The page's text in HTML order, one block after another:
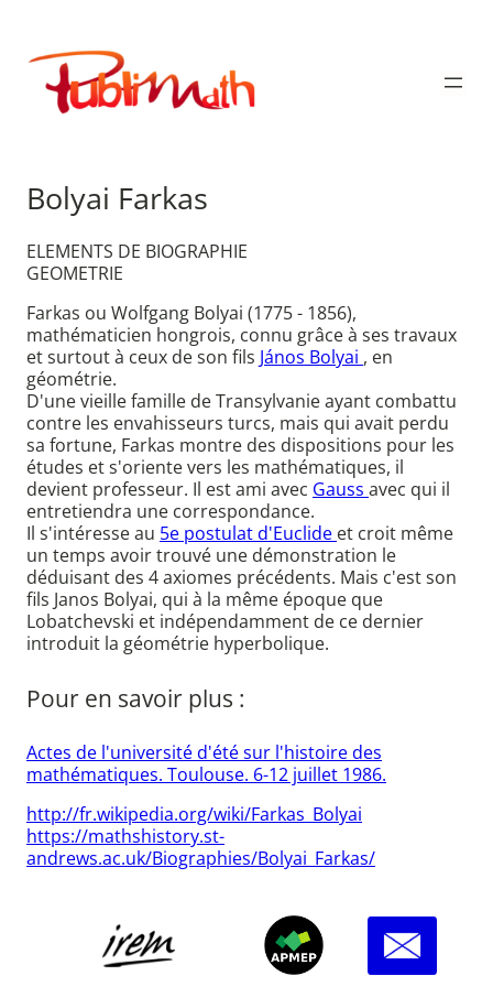
contenu
Publimath
Bolyai Farkas
ELEMENTS DE BIOGRAPHIE
GEOMETRIE
Farkas ou Wolfgang Bolyai (1775 - 1856),
mathématicien hongrois, connu grâce à ses travaux
et surtout à ceux de son fils János Bolyai , en
géométrie.
D'une vieille famille de Transylvanie ayant combattu
contre les envahisseurs turcs, mais qui avait perdu
sa fortune, Farkas montre des dispositions pour les
études et s'oriente vers les mathématiques, il
devient professeur. Il est ami avec Gauss avec qui il
entretiendra une correspondance.
Il s'intéresse au 5e postulat d'Euclide et croit même
un temps avoir trouvé une démonstration le
déduisant des 4 axiomes précédents. Mais c'est son
fils Janos Bolyai, qui à la même époque que
Lobatchevski et indépendamment de ce dernier
introduit la géométrie hyperbolique.
Pour en savoir plus :
Actes de l'université d'été sur l'histoire des
mathématiques. Toulouse. 6-12 juillet 1986.
http://fr.wikipedia.org/wiki/Farkas_Bolyai
https://mathshistory.st-
andrews.ac.uk/Biographies/Bolyai_Farkas/